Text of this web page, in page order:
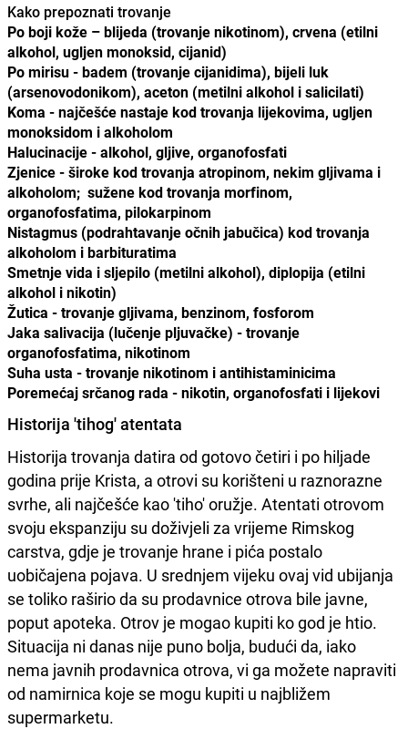
Kako prepoznati trovanje
Po boji kože – blijeda (trovanje nikotinom), crvena (etilni
alkohol, ugljen monoksid, cijanid)
Po mirisu - badem (trovanje cijanidima), bijeli luk
(arsenovodonikom), aceton (metilni alkohol i salicilati)
Koma - najčešće nastaje kod trovanja lijekovima, ugljen
monoksidom i alkoholom
Halucinacije - alkohol, gljive, organofosfati
Zjenice - široke kod trovanja atropinom, nekim gljivama i
alkoholom; sužene kod trovanja morfinom,
organofosfatima, pilokarpinom
Nistagmus (podrahtavanje očnih jabučica) kod trovanja
alkoholom i barbituratima
Smetnje vida i sljepilo (metilni alkohol), diplopija (etilni
alkohol i nikotin)
Žutica - trovanje gljivama, benzinom, fosforom
Jaka salivacija (lučenje pljuvačke) - trovanje
organofosfatima, nikotinom
Suha usta - trovanje nikotinom i antihistaminicima
Poremećaj srčanog rada - nikotin, organofosfati i lijekovi
Historija 'tihog' atentata
Historija trovanja datira od gotovo četiri i po hiljade
godina prije Krista, a otrovi su korišteni u raznorazne
svrhe, ali najčešće kao 'tiho' oružje. Atentati otrovom
svoju ekspanziju su doživjeli za vrijeme Rimskog
carstva, gdje je trovanje hrane i pića postalo
uobičajena pojava. U srednjem vijeku ovaj vid ubijanja
se toliko raširio da su prodavnice otrova bile javne,
poput apoteka. Otrov je mogao kupiti ko god je htio.
Situacija ni danas nije puno bolja, budući da, iako
nema javnih prodavnica otrova, vi ga možete napraviti
od namirnica koje se mogu kupiti u najbližem
supermarketu.